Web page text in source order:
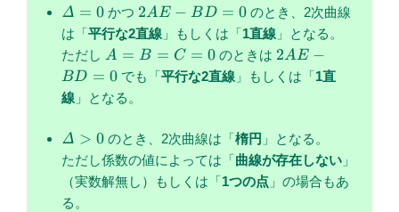
\varDelta=0
Δ = 0かつ 2AE-
BD=0
2AE − BD = 0 のとき、2次曲線
は「平行な2直線」もしくは「1直線」となる。
ただし A=B=C=0
A = B = C = 0のときは 2AE-
BD=0
2AE −
BD = 0でも「平行な2直線」もしくは「1直
線」となる。
\varDelta>0
Δ > 0のとき、2次曲線は「楕円 」となる。
ただし係数の値によっては「曲線が存在しない」
（実数解無し）もしくは「1つの点」の場合もあ
る。